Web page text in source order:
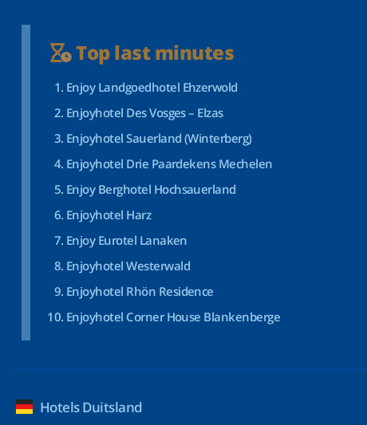
Top last minutes
Enjoy Landgoedhotel Ehzerwold
Enjoyhotel Des Vosges – Elzas
Enjoyhotel Sauerland (Winterberg)
Enjoyhotel Drie Paardekens Mechelen
Enjoy Berghotel Hochsauerland
Enjoyhotel Harz
Enjoy Eurotel Lanaken
Enjoyhotel Westerwald
Enjoyhotel Rhön Residence
Enjoyhotel Corner House Blankenberge
Hotels Duitsland